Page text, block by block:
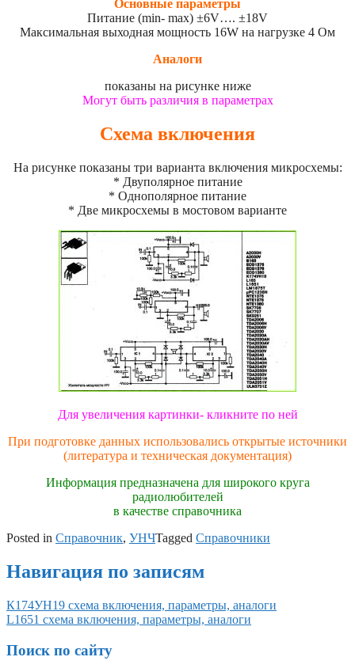
Основные параметры
Питание (min- max) ±6V…. ±18V
Максимальная выходная мощность 16W на нагрузке 4 Ом
Аналоги
показаны на рисунке ниже
Могут быть различия в параметрах
Схема включения
На рисунке показаны три варианта включения микросхемы:
* Двуполярное питание
* Однополярное питание
* Две микросхемы в мостовом варианте
Для увеличения картинки- кликните по ней
При подготовке данных использовались открытые источники
(литература и техническая документация)
Информация предназначена для широкого круга
радиолюбителей
в качестве справочника
Posted in Справочник, УНЧTagged Справочники
Навигация по записям
К174УН19 схема включения, параметры, аналоги
L1651 схема включения, параметры, аналоги
Поиск по сайту